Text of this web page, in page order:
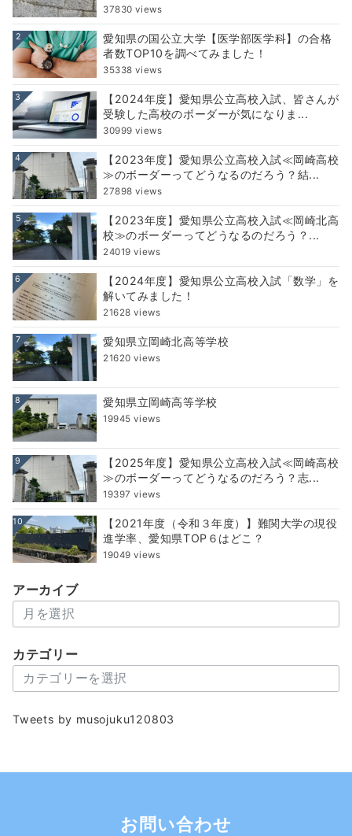
37830 views
2
愛知県の国公立大学【医学部医学科】の合格
者数TOP10を調べてみました！
35338 views
3
【2024年度】愛知県公立高校入試、皆さんが
受験した高校のボーダーが気になりま...
30999 views
4
【2023年度】愛知県公立高校入試≪岡崎高校
≫のボーダーってどうなるのだろう？結...
27898 views
5
【2023年度】愛知県公立高校入試≪岡崎北高
校≫のボーダーってどうなるのだろう？...
24019 views
6
【2024年度】愛知県公立高校入試「数学」を
解いてみました！
21628 views
7 愛知県立岡崎北高等学校
21620 views
8 愛知県立岡崎高等学校
19945 views
9
【2025年度】愛知県公立高校入試≪岡崎高校
≫のボーダーってどうなるのだろう？志...
19397 views
10
【2021年度（令和３年度）】難関大学の現役
進学率、愛知県TOP６はどこ？
19049 views
アーカイブ
ー
イ
カテゴリー
テ
リ
Tweets by musojuku120803
お問い合わせ